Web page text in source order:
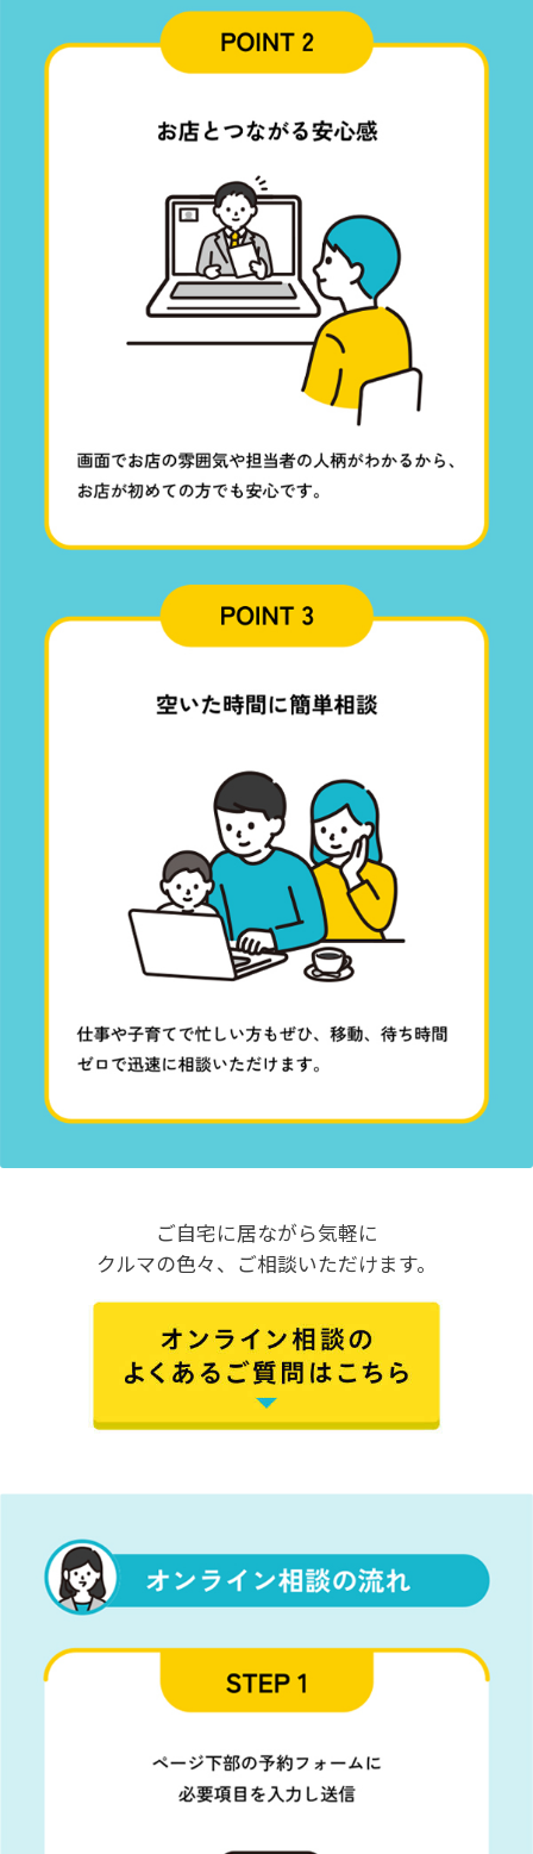
ご自宅に居ながら気軽に
クルマの色々、ご相談いただけます。